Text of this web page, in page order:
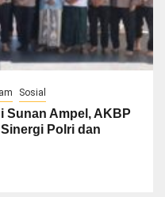
Sosial
Sunan Ampel, AKBP
Polri dan